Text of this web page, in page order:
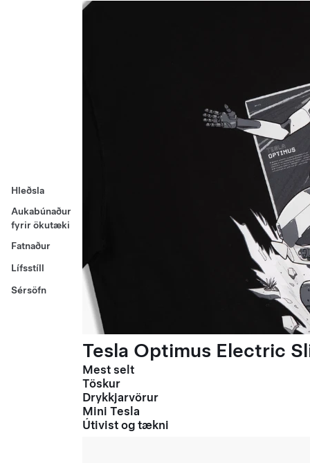
Hleðsla
Aukabúnaður
fyrir ökutæki
Fatnaður
Lífsstíll
Sérsöfn
Tesla Optimus Electric
Mest selt
Töskur
Drykkjarvörur
Mini Tesla
Útivist og tækni